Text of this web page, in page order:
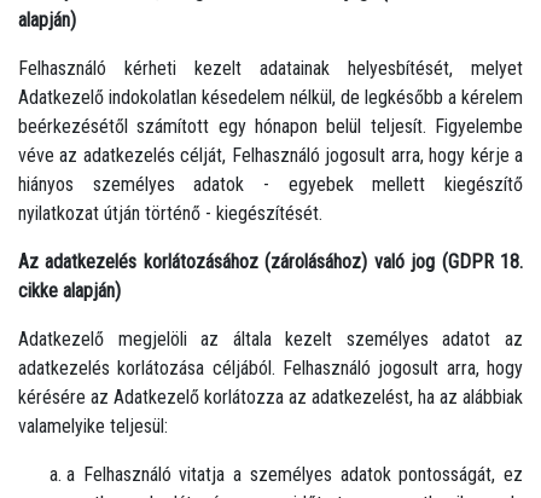
alapján)
Felhasználó kérheti kezelt adatainak helyesbítését, melyet
Adatkezelő indokolatlan késedelem nélkül, de legkésőbb a kérelem
beérkezésétől számított egy hónapon belül teljesít. Figyelembe
véve az adatkezelés célját, Felhasználó jogosult arra, hogy kérje a
hiányos személyes adatok - egyebek mellett kiegészítő
nyilatkozat útján történő - kiegészítését.
Az adatkezelés korlátozásához (zárolásához) való jog (GDPR 18.
cikke alapján)
Adatkezelő megjelöli az általa kezelt személyes adatot az
adatkezelés korlátozása céljából. Felhasználó jogosult arra, hogy
kérésére az Adatkezelő korlátozza az adatkezelést, ha az alábbiak
valamelyike teljesül:
a Felhasználó vitatja a személyes adatok pontosságát, ez